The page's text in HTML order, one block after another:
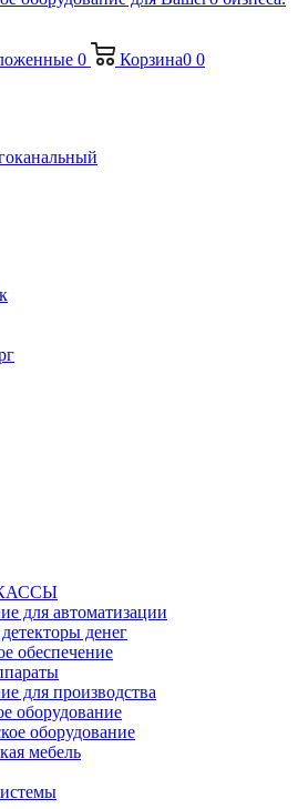
0 Корзина0 0
для автоматизации
денег
обеспечение
для производства
оборудование
оборудование
мебель